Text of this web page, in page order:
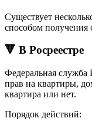
Существует
способом получения
🔻 В Росреестре
Федеральная служба
прав на квартиры,
квартира или нет.
Порядок действий: